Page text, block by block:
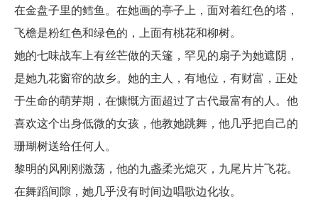
在金盘子里的鳕鱼。在她画的亭子上，面对着红色的塔，
飞檐是粉红色和绿色的，上面有桃花和柳树。
她的七味战车上有丝芒做的天篷，罕见的扇子为她遮阴，
是她九花窗帘的故乡。她的主人，有地位，有财富，正处
于生命的萌芽期，在慷慨方面超过了古代最富有的人。他
喜欢这个出身低微的女孩，他教她跳舞，他几乎把自己的
珊瑚树送给任何人。
黎明的风刚刚激荡，他的九盏柔光熄灭，九尾片片飞花。
在舞蹈间隙，她几乎没有时间边唱歌边化妆。